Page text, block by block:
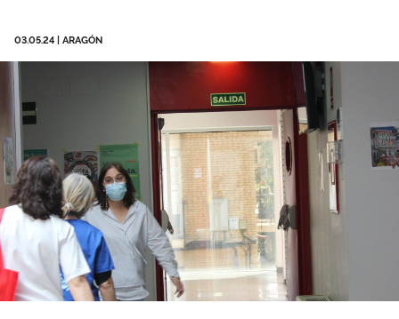
Publicaciones
03.05.24 ARAGÓN